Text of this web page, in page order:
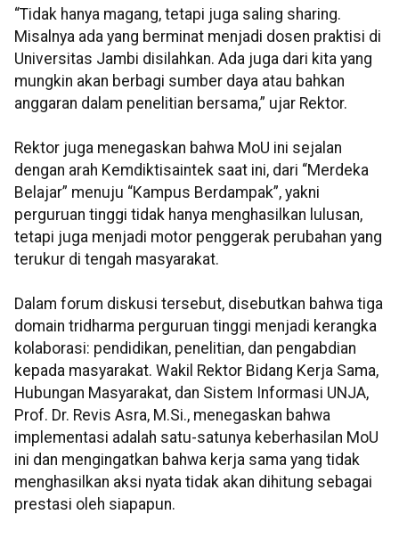
“Tidak hanya magang, tetapi juga saling sharing.
Misalnya ada yang berminat menjadi dosen praktisi di
Universitas Jambi disilahkan. Ada juga dari kita yang
mungkin akan berbagi sumber daya atau bahkan
anggaran dalam penelitian bersama,” ujar Rektor.
Rektor juga menegaskan bahwa MoU ini sejalan
dengan arah Kemdiktisaintek saat ini, dari “Merdeka
Belajar” menuju “Kampus Berdampak”, yakni
perguruan tinggi tidak hanya menghasilkan lulusan,
tetapi juga menjadi motor penggerak perubahan yang
terukur di tengah masyarakat.
Dalam forum diskusi tersebut, disebutkan bahwa tiga
domain tridharma perguruan tinggi menjadi kerangka
kolaborasi: pendidikan, penelitian, dan pengabdian
kepada masyarakat. Wakil Rektor Bidang Kerja Sama,
Hubungan Masyarakat, dan Sistem Informasi UNJA,
Prof. Dr. Revis Asra, M.Si., menegaskan bahwa
implementasi adalah satu-satunya keberhasilan MoU
ini dan mengingatkan bahwa kerja sama yang tidak
menghasilkan aksi nyata tidak akan dihitung sebagai
prestasi oleh siapapun.